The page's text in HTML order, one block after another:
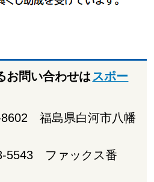
お問い合わせは スポー
福島県白河市八幡
5543 ファックス番